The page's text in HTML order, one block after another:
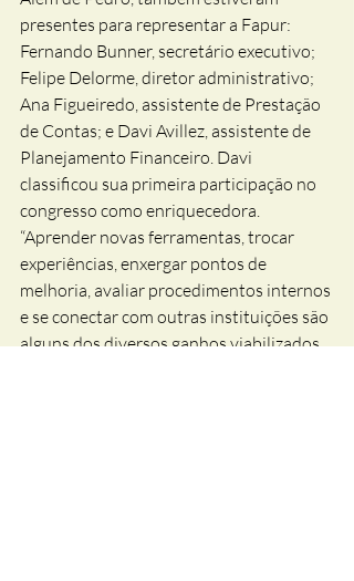
presentes para representar a Fapur:
Fernando Bunner, secretário executivo;
Felipe Delorme, diretor administrativo;
Ana Figueiredo, assistente de Prestação
de Contas; e Davi Avillez, assistente de
Planejamento Financeiro. Davi
classificou sua primeira participação no
congresso como enriquecedora.
“Aprender novas ferramentas, trocar
experiências, enxergar pontos de
melhoria, avaliar procedimentos internos
e se conectar com outras instituições são
alguns dos diversos ganhos viabilizados